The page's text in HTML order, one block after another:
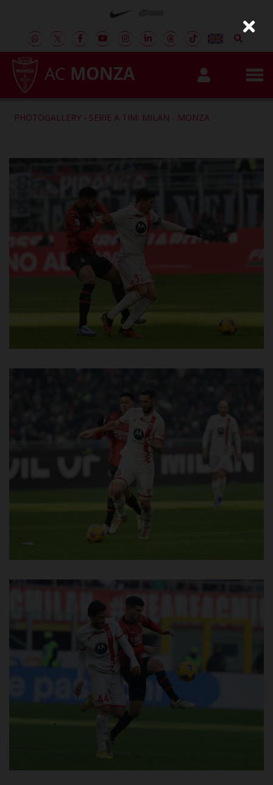
AC MONZA
PHOTOGALLERY - SERIE A TIM: MILAN - MONZA